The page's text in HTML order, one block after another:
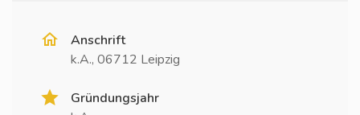
Anschrift
k.A., 06712 Leipzig
Gründungsjahr